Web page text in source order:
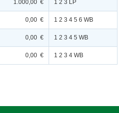
1.000,00 € 1 2 3 LP
0,00 € 1 2 3 4 5 6 WB
0,00 € 1 2 3 4 5 WB
0,00 € 1 2 3 4 WB